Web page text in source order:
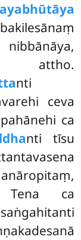
nti
ceva
ca
nti tīsu
Tena ca